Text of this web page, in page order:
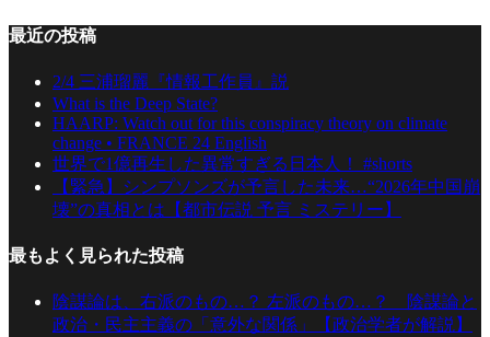
最近の投稿
2/4 三浦瑠麗『情報工作員』説
What is the Deep State?
HAARP: Watch out for this conspiracy theory on climate
change • FRANCE 24 English
世界で1億再生した異常すぎる日本人！ #shorts
【緊急】シンプソンズが予言した未来…“2026年中国崩
壊”の真相とは【都市伝説 予言 ミステリー】
最もよく見られた投稿
陰謀論は、右派のもの…？ 左派のもの…？ 陰謀論と
政治・民主主義の「意外な関係」【政治学者が解説】